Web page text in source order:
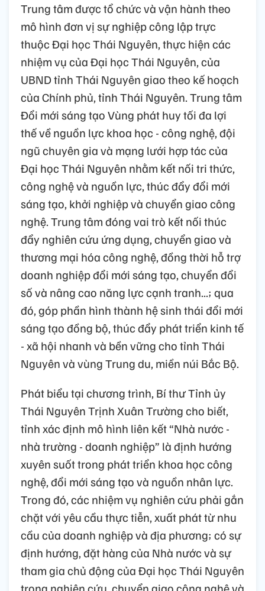
Trung tâm được tổ chức và vận hành theo
mô hình đơn vị sự nghiệp công lập trực
thuộc Đại học Thái Nguyên, thực hiện các
nhiệm vụ của Đại học Thái Nguyên, của
UBND tỉnh Thái Nguyên giao theo kế hoạch
của Chính phủ, tỉnh Thái Nguyên. Trung tâm
Đổi mới sáng tạo Vùng phát huy tối đa lợi
thế về nguồn lực khoa học - công nghệ, đội
ngũ chuyên gia và mạng lưới hợp tác của
Đại học Thái Nguyên nhằm kết nối tri thức,
công nghệ và nguồn lực, thúc đẩy đổi mới
sáng tạo, khởi nghiệp và chuyển giao công
nghệ. Trung tâm đóng vai trò kết nối thúc
đẩy nghiên cứu ứng dụng, chuyển giao và
thương mại hóa công nghệ, đồng thời hỗ trợ
doanh nghiệp đổi mới sáng tạo, chuyển đổi
số và nâng cao năng lực cạnh tranh...; qua
đó, góp phần hình thành hệ sinh thái đổi mới
sáng tạo đồng bộ, thúc đẩy phát triển kinh tế
- xã hội nhanh và bền vững cho tỉnh Thái
Nguyên và vùng Trung du, miền núi Bắc Bộ.
Phát biểu tại chương trình, Bí thư Tỉnh ủy
Thái Nguyên Trịnh Xuân Trường cho biết,
tỉnh xác định mô hình liên kết “Nhà nước -
nhà trường - doanh nghiệp” là định hướng
xuyên suốt trong phát triển khoa học công
nghệ, đổi mới sáng tạo và nguồn nhân lực.
Trong đó, các nhiệm vụ nghiên cứu phải gắn
chặt với yêu cầu thực tiễn, xuất phát từ nhu
cầu của doanh nghiệp và địa phương; có sự
định hướng, đặt hàng của Nhà nước và sự
tham gia chủ động của Đại học Thái Nguyên